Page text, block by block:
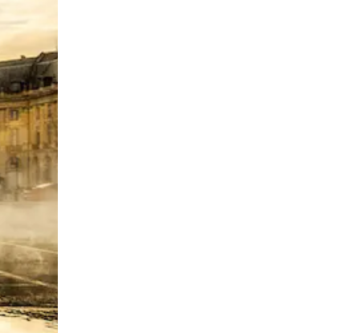
en les faisant glisser.